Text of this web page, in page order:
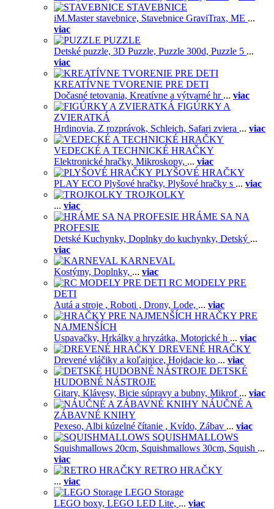
STAVEBNICE
iM.Master stavebnice, Stavebnice GraviTrax, ME ...
viac
PUZZLE
Detské puzzle, 3D Puzzle, Puzzle 300d, Puzzle 5 ...
viac
KREATÍVNE TVORENIE PRE DETI
Dočasné tetovania, Kreatívne a výtvarné hr ... viac
FIGÚRKY A
ZVIERATKÁ
Hrdinovia, Z rozprávok, Schleich, Safari zviera ... viac
VEDECKÉ A TECHNICKÉ HRAČKY
Elektronické hračky, Mikroskopy, ... viac
PLYŠOVÉ HRAČKY
PLAY ECO Plyšové hračky, Plyšové hračky s ... viac
TROJKOLKY
... viac
HRÁME SA NA
PROFESIE
Detské Kuchynky, Doplnky do kuchynky, Detský ...
viac
KARNEVAL
Kostýmy, Doplnky, ... viac
RC MODELY PRE
DETI
Autá a stroje , Roboti , Drony, Lode, ... viac
HRAČKY PRE
NAJMENŠÍCH
Uspavačky, Hrkálky a hryzátka, Motorické h ... viac
DREVENÉ HRAČKY
Drevené vláčiky a koľajnice, Hojdacie ko ... viac
DETSKÉ
HUDOBNÉ NÁSTROJE
Gitary, Klávesy, Bicie súpravy a bubny, Mikrof ... viac
NÁUČNÉ A
ZÁBAVNÉ KNIHY
Pexeso, Albi kúzelné čítanie , Kvído, Zábav ... viac
SQUISHMALLOWS
Squishmallows 20cm, Squishmallows 30cm, Squish ...
viac
RETRO HRAČKY
... viac
LEGO Storage
LEGO boxy, LEGO LED Lite, ... viac